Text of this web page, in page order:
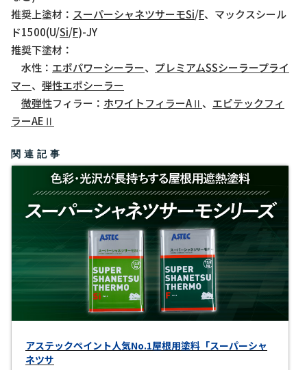
推奨上塗材： スーパーシャネツサーモSi/F、マックスシール
ド1500(U/Si/F)-JY
推奨下塗材：
水性： エポパワーシーラー、 プレミアムSSシーラープライ
マー、 弾性エポシーラー
微弾性フィラー： ホワイトフィラーAⅡ 、 エピテックフィ
ラーAEⅡ
関連記事
アステックペイント人気No.1屋根用塗料「スーパーシャ
ネツサ